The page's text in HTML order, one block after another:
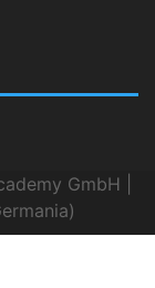
GmbH |